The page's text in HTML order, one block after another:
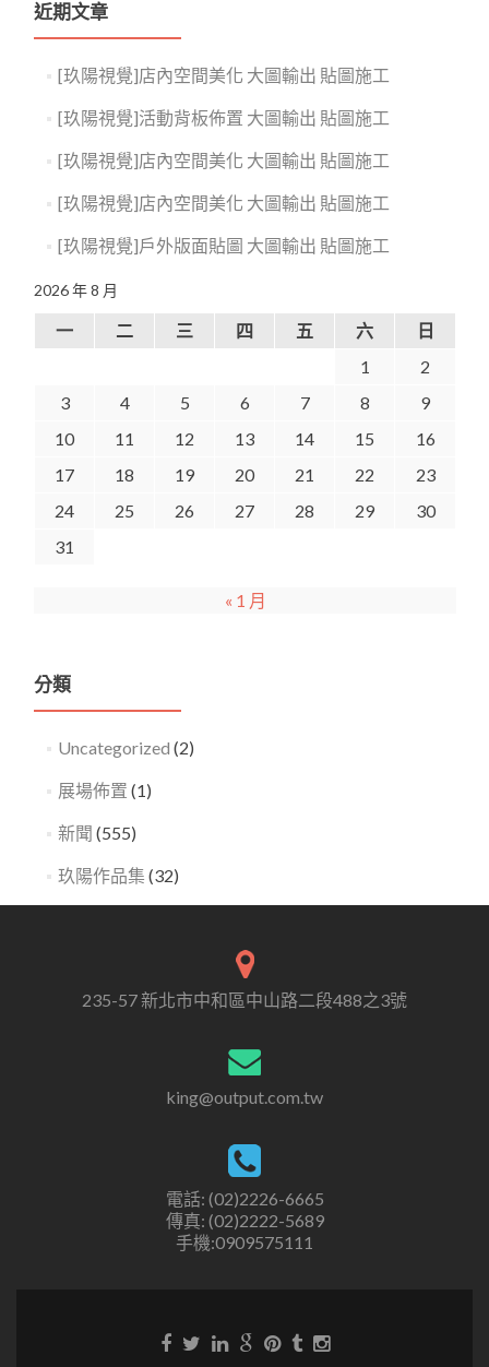
近期文章
[玖陽視覺]店內空間美化 大圖輸出 貼圖施工
[玖陽視覺]活動背板佈置 大圖輸出 貼圖施工
[玖陽視覺]店內空間美化 大圖輸出 貼圖施工
[玖陽視覺]店內空間美化 大圖輸出 貼圖施工
[玖陽視覺]戶外版面貼圖 大圖輸出 貼圖施工
2026 年 8 月
一 二 三 四 五 六
日
1
2
3
4 5 6 7 8
9
10
11 12 13 14 15
16
17
18 19 20 21 22
23
24
25 26 27 28 29
30
31
« 1 月
分類
Uncategorized (2)
展場佈置 (1)
新聞 (555)
玖陽作品集 (32)
235-57 新北市中和區中山路二段488之3號
king@output.com.tw
電話: (02)2226-6665
傳真: (02)2222-5689
手機:0909575111